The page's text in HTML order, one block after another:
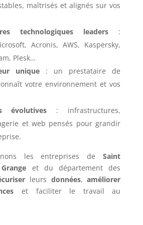
maîtrisés et alignés sur vos
technologiques leaders :
Acronis, AWS, Kaspersky,
Plesk…
unique: un prestataire de
votre environnement et vos
évolutives : infrastructures,
et web pensés pour grandir
les entreprises deSaint
et du département des
leurs données,améliorer
et faciliter le travail au